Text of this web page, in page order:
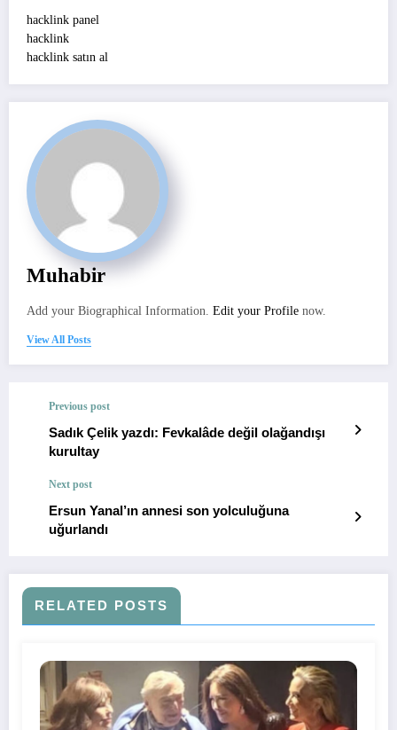
hacklink panel
hacklink
hacklink satın al
Muhabir
Add your Biographical Information. Edit your Profile now.
View All Posts
Previous post
Sadık Çelik yazdı: Fevkalâde değil olağandışı
kurultay
Next post
Ersun Yanal’ın annesi son yolculuğuna
uğurlandı
RELATED POSTS